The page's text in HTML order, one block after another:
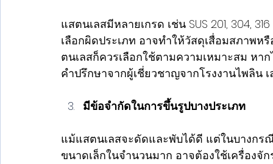
แสตนเลสมีหลายเกรด เช่น SUS 201, 304,
เลือกผิดประเภท อาจทำให้วัสดุเสื่อมสภาพ
ตนเลสก็ควรเลือกใช้ตามความเหมาะสม ห
คำปรึกษาจากผู้เชี่ยวชาญจากโรงงานไพลิน เ
มีข้อจำกัดในการขึ้นรูปบางประเภท
แม้แสตนเลสจะดัดและพับได้ดี แต่ในบางกร
ขนาดเล็กในจำนวนมาก อาจต้องใช้เครื่องจั